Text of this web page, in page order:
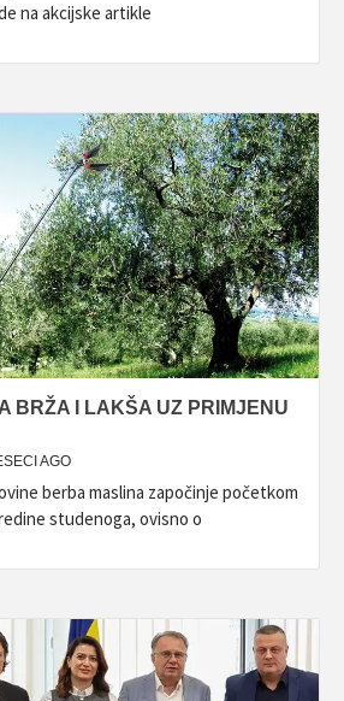
na akcijske artikle
BRŽA I LAKŠA UZ PRIMJENU
AGO
berba maslina započinje početkom
studenoga, ovisno o